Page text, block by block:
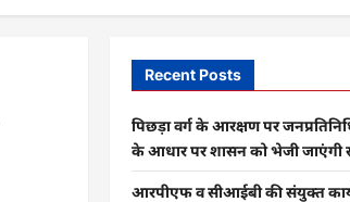
Recent Posts
पिछड़ा वर्ग के आरक्षण पर
के आधार पर शासन को भेजी जाएंगी
आरपीएफ व सीआईबी की संयुक्त